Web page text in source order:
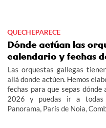
QUECHEPARECE
Dónde actúan las
calendario y fechas
Las orquestas gallegas
allá donde actúen. Hemos
fechas para que sepas
2026 y puedas ir a todas
Panorama, París de Noia,